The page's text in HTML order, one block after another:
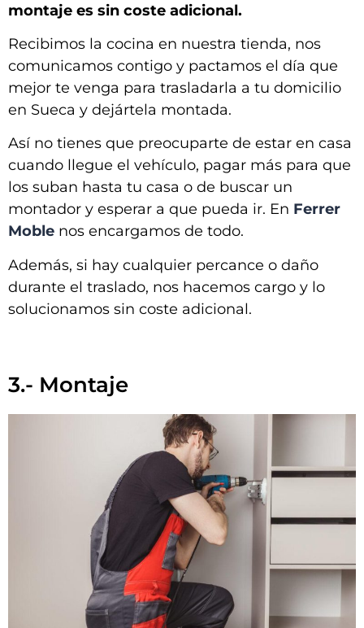
montaje es sin coste adicional.
Recibimos la cocina en nuestra tienda, nos
comunicamos contigo y pactamos el día que
mejor te venga para trasladarla a tu domicilio
en Sueca y dejártela montada.
Así no tienes que preocuparte de estar en casa
cuando llegue el vehículo, pagar más para que
los suban hasta tu casa o de buscar un
montador y esperar a que pueda ir. En Ferrer
Moble nos encargamos de todo.
Además, si hay cualquier percance o daño
durante el traslado, nos hacemos cargo y lo
solucionamos sin coste adicional.
3.- Montaje